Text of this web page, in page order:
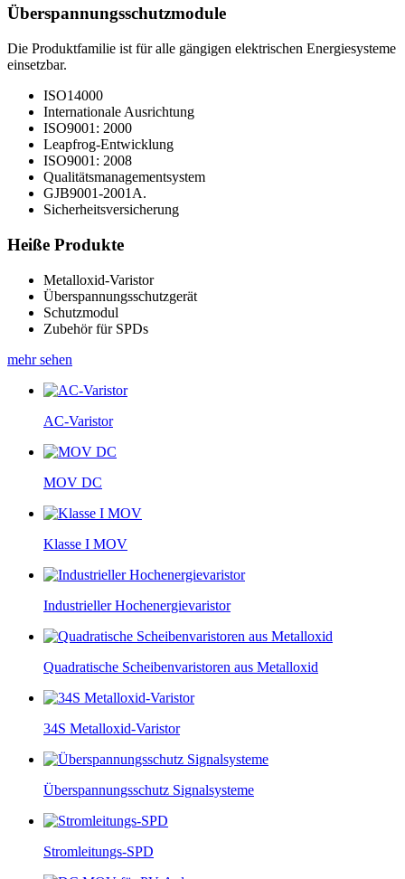
Überspannungsschutzmodule
Die Produktfamilie ist für alle gängigen elektrischen Energiesysteme
einsetzbar.
ISO14000
Internationale Ausrichtung
ISO9001: 2000
Leapfrog-Entwicklung
ISO9001: 2008
Qualitätsmanagementsystem
GJB9001-2001A.
Sicherheitsversicherung
Heiße Produkte
Metalloxid-Varistor
Überspannungsschutzgerät
Schutzmodul
Zubehör für SPDs
mehr sehen
AC-Varistor
MOV DC
Klasse I MOV
Industrieller Hochenergievaristor
Quadratische Scheibenvaristoren aus Metalloxid
34S Metalloxid-Varistor
Überspannungsschutz Signalsysteme
Stromleitungs-SPD